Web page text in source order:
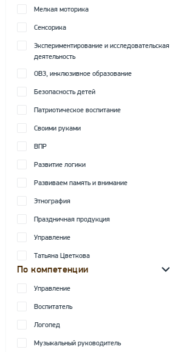
Мелкая моторика
Сенсорика
Экспериментирование и исследовательская
деятельность
ОВЗ, инклюзивное образование
Безопасность детей
Патриотическое воспитание
Своими руками
ВПР
Развитие логики
Развиваем память и внимание
Этнография
Праздничная продукция
Управление
Татьяна Цветкова
По компетенции
Управление
Воспитатель
Логопед
Музыкальный руководитель